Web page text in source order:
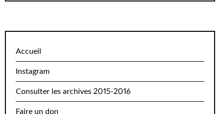
Accueil
Instagram
Consulter les archives 2015-2016
Faire un don